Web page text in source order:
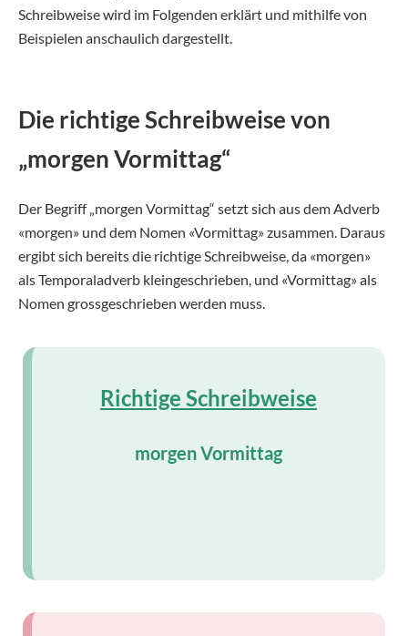
Schreibweise wird im Folgenden erklärt und mithilfe von
Beispielen anschaulich dargestellt.
Die richtige Schreibweise von
„morgen Vormittag“
Der Begriff „morgen Vormittag“ setzt sich aus dem Adverb
«morgen» und dem Nomen «Vormittag» zusammen. Daraus
ergibt sich bereits die richtige Schreibweise, da «morgen»
als Temporaladverb kleingeschrieben, und «Vormittag» als
Nomen grossgeschrieben werden muss.
Richtige Schreibweise
morgen Vormittag